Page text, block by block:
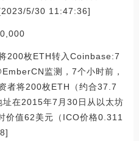
5/30 11:47:36]
200枚ETH转入Coinbase:7
监测，7个小时前，
者将200枚ETH（约合37.7
在2015年7月30日从以太坊
价值62美元（ICO价格0.311